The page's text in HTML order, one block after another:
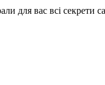
для вас всі секрети